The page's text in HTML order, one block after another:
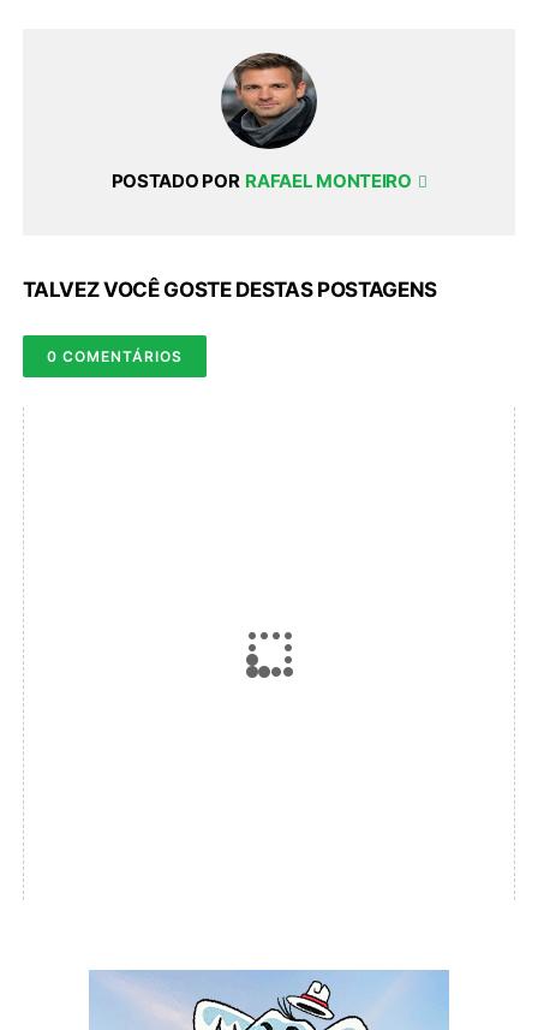
POSTADO POR RAFAEL MONTEIRO
TALVEZ VOCÊ GOSTE DESTAS POSTAGENS
0 COMENTÁRIOS